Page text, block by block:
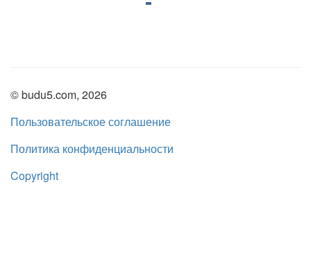
© budu5.com, 2026
Пользовательское соглашение
Политика конфиденциальности
Copyright